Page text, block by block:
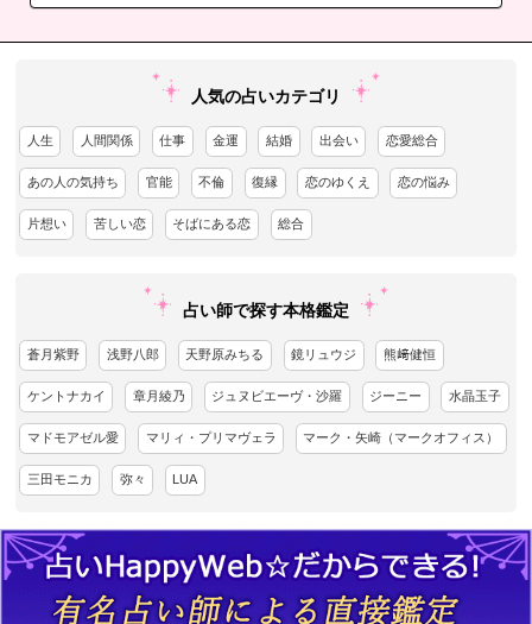
人気の占いカテゴリ
人生 人間関係 仕事 金運 結婚 出会い 恋愛総合
あの人の気持ち 官能 不倫 復縁 恋のゆくえ 恋の悩み
片想い 苦しい恋 そばにある恋 総合
占い師で探す本格鑑定
蒼月紫野 浅野八郎 天野原みちる 鏡リュウジ 熊﨑健恒
ケントナカイ 章月綾乃 ジュヌビエーヴ・沙羅 ジーニー 水晶玉子
マドモアゼル愛 マリィ・プリマヴェラ マーク・矢崎（マークオフィス）
三田モニカ 弥々 LUA